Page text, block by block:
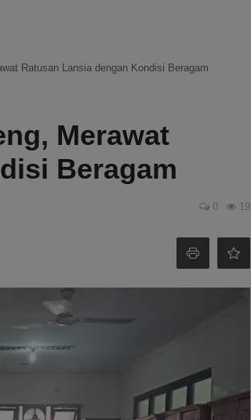
Ratusan Lansia dengan Kondisi Beragam
Merawat
Beragam
0 19